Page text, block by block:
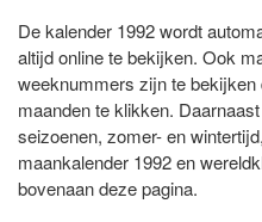
De kalender 1992 wordt
altijd online te bekijken. Ook
weeknummers zijn te bekijken
maanden te klikken.
seizoenen, zomer- en
maankalender 1992 en
bovenaan deze pagina.